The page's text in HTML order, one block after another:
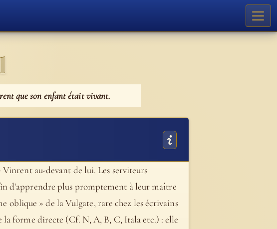
que son enfant était vivant.
au-devant de lui. Les serviteurs
d'apprendre plus promptement à leur maître
oblique » de la Vulgate, rare chez les écrivains
la forme directe (Cf. N, A, B, C, Itala etc.) : elle